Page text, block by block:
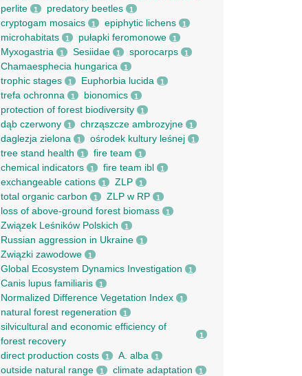
perlite 1 predatory beetles 1
cryptogam mosaics 1 epiphytic lichens 1
microhabitats 1 pułapki feromonowe 1
Myxogastria 1 Sesiidae 1 sporocarps 1
Chamaesphecia hungarica 1
trophic stages 1 Euphorbia lucida 1
trefa ochronna 1 bionomics 1
protection of forest biodiversity 1
dąb czerwony 1 chrząszcze ambrozyjne 1
daglezja zielona 1 ośrodek kultury leśnej 1
tree stand health 1 fire team 1
chemical indicators 1 fire team ibl 1
exchangeable cations 1 ZLP 1
total organic carbon 1 ZLP w RP 1
loss of above-ground forest biomass 1
Związek Leśników Polskich 1
Russian aggression in Ukraine 1
Związki zawodowe 1
Global Ecosystem Dynamics Investigation 1
Canis lupus familiaris 1
Normalized Difference Vegetation Index 1
natural forest regeneration 1
silvicultural and economic efficiency of
forest recovery
1
direct production costs 1 A. alba 1
outside natural range 1 climate adaptation 1